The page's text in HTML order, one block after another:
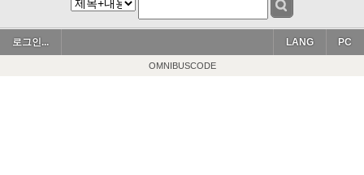
로그인... PC
LANG
OMNIBUSCODE